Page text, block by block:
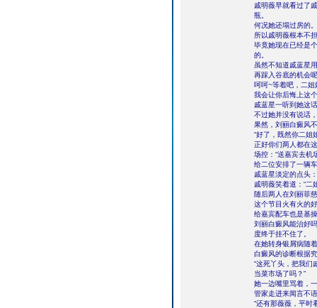
戚明薇早就看过了
瓶。
何况她还塌过房的。
所以戚明薇根本不
毕竟她现在已经是
的。
虽然不知道戚蓝星
再踩入谷底的机会
呵呵~等着吧，二姐
我会让你后悔上这
戚蓝星一听到她这
不过她并没有说话
果然，刘丽白癜风
“好了，既然你二姐
正好你们两人都在
场控：“送嘉宾去机
给二位安排了一辆
戚蓝星淡定的点头
戚明薇笑着道：“二
随后两人在刘丽菲
这个节目火有火的
给嘉宾配车也是基
刘丽白癜风能治好
度终于挂不住了。
在她转身银屑病随
白癜风的诊断根据
“这死丫头，把我们
当菜市场了吗？”
她一边嘴里骂着，
管家走进来闻言不
“还有那薇薇，平时